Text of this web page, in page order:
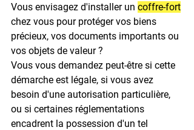
Vous envisagez d'installer un coffre-fort
chez vous pour protéger vos biens
précieux, vos documents importants ou
vos objets de valeur ?
Vous vous demandez peut-être si cette
démarche est légale, si vous avez
besoin d'une autorisation particulière,
ou si certaines réglementations
encadrent la possession d'un tel